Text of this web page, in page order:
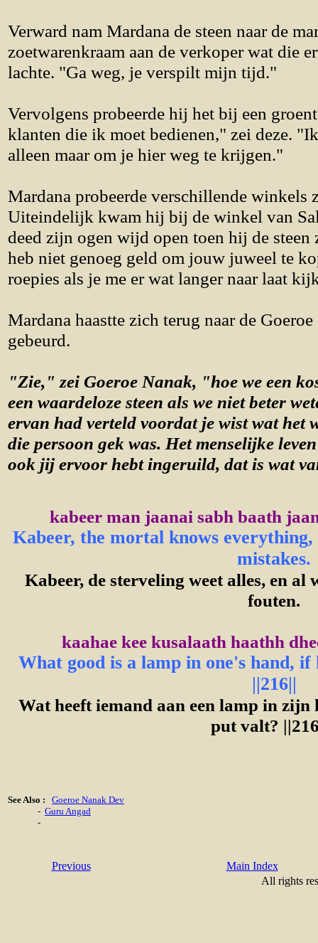
Verward nam Mardana de steen naar de
zoetwarenkraam aan de verkoper wat die
lachte. "Ga weg, je verspilt mijn tijd."
Vervolgens probeerde hij het bij een
klanten die ik moet bedienen," zei deze.
alleen maar om je hier weg te krijgen."
Mardana probeerde verschillende winkels
Uiteindelijk kwam hij bij de winkel van
deed zijn ogen wijd open toen hij de
heb niet genoeg geld om jouw juweel te
roepies als je me er wat langer naar laat
Mardana haastte zich terug naar de
gebeurd.
"Zie," zei Goeroe Nanak, "hoe we een
een waardeloze steen als we niet beter
ervan had verteld voordat je wist wat het
die persoon gek was. Het menselijke
ook jij ervoor hebt ingeruild, dat is wat
kabeer man jaanai sabh baath
Kabeer, the mortal knows
mistakes.
Kabeer, de sterveling weet alles, en al
fouten.
kaahae kee kusalaath haathh
What good is a lamp in one's hand,
||216||
Wat heeft iemand aan een lamp in
put valt?
See Also :
Goeroe Nanak Dev
- Guru Angad
-
Previous
Main Index
All rights